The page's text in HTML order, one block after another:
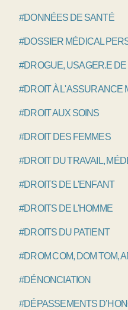
#DONNÉES DE SANTÉ
#DOSSIER MÉDICAL
#DROGUE, USAGER.E
#DROIT À L'ASSURANCE
#DROIT AUX SOINS
#DROIT DES FEMMES
#DROIT DU TRAVAIL,
#DROITS DE L'ENFANT
#DROITS DE L'HOMME
#DROITS DU PATIENT
#DROM COM, DOM TOM,
#DÉNONCIATION
#DÉPASSEMENTS